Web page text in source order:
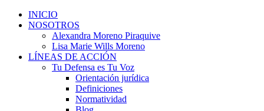
INICIO
NOSOTROS
Alexandra Moreno Piraquive
Lisa Marie Wills Moreno
LÍNEAS DE ACCIÓN
Tu Defensa es Tu Voz
Orientación jurídica
Definiciones
Normatividad